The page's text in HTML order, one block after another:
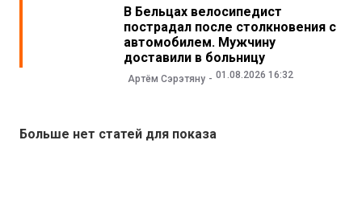
В Бельцах велосипедист
пострадал после столкновения с
автомобилем. Мужчину
доставили в больницу
Артём Сэрэтяну 01.08.2026 16:32
Больше нет статей для показа